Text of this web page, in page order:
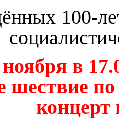
100-
в
шествие
концерт